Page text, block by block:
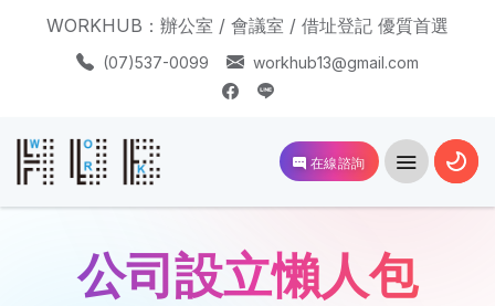
WORKHUB：辦公室 / 會議室 / 借址登記 優質首選
(07)537-0099 workhub13@gmail.com
在線諮詢
公司設立懶人包